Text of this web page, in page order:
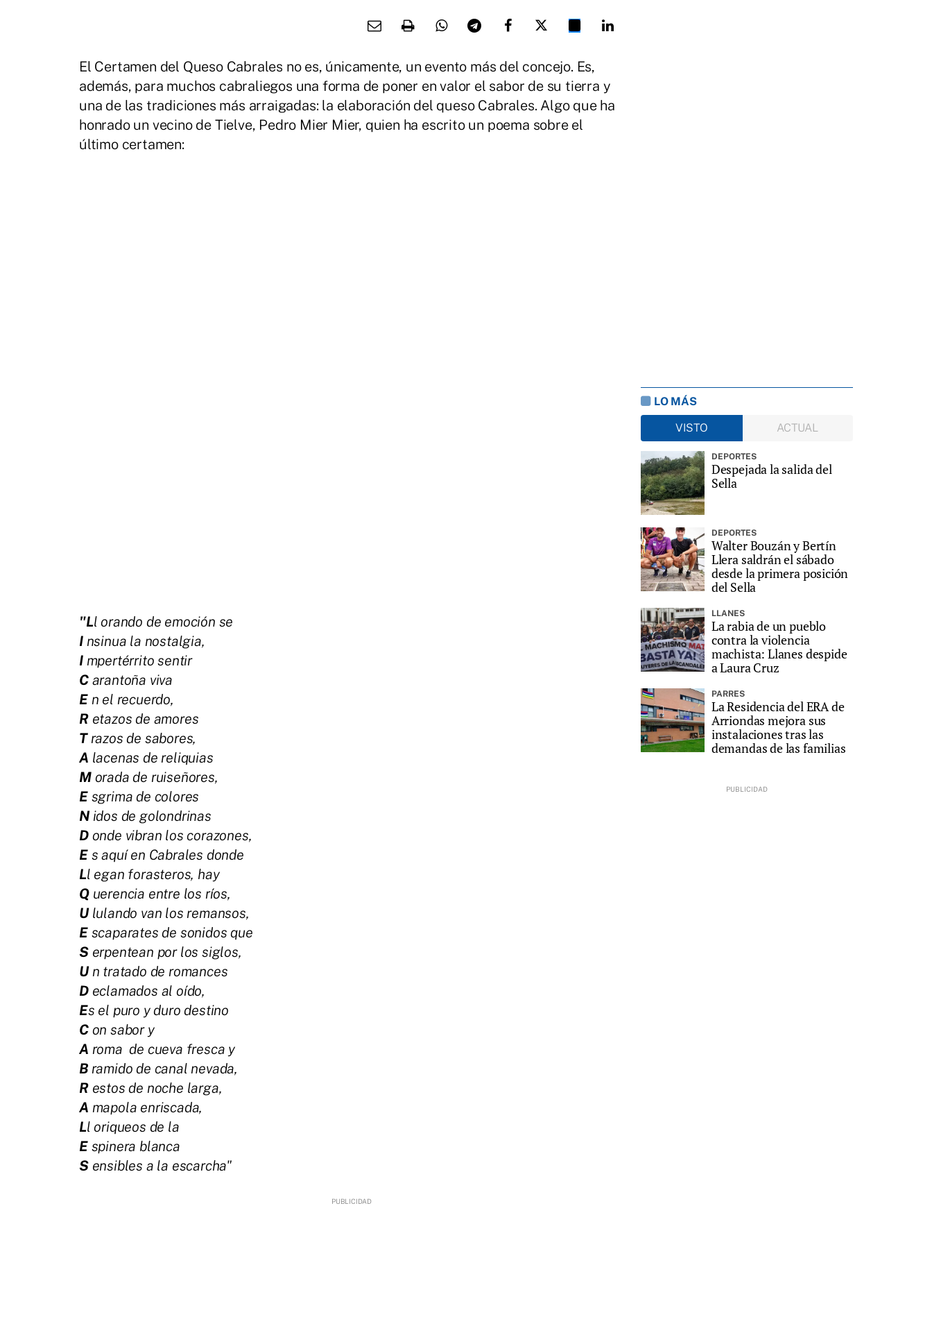
El Certamen del Queso Cabrales no es, únicamente, un evento más del concejo. Es,
además, para muchos cabraliegos una forma de poner en valor el sabor de su tierra y
una de las tradiciones más arraigadas: la elaboración del queso Cabrales. Algo que ha
honrado un vecino de Tielve, Pedro Mier Mier, quien ha escrito un poema sobre el
último certamen:
"Ll orando de emoción se
Insinua la nostalgia,
Impertérrito sentir
Carantoña viva
En el recuerdo,
Retazos de amores
Trazos de sabores,
A lacenas de reliquias
Morada de ruiseñores,
Esgrima de colores
Nidos de golondrinas
Donde vibran los corazones,
Es aquí en Cabrales donde
Ll egan forasteros, hay
Querencia entre los ríos,
Ululando van los remansos,
Escaparates de sonidos que
Serpentean por los siglos,
Un tratado de romances
Declamados al oído,
Es el puro y duro destino
Con sabor y
A roma de cueva fresca y
Bramido de canal nevada,
Restos de noche larga,
A mapola enriscada,
Ll oriqueos de la
Espinera blanca
Sensibles a la escarcha"
LO MÁS
VISTO
ACTUAL
DEPORTES
Despejada la salida del
Sella
DEPORTES
Walter Bouzán y Bertín
Llera saldrán el sábado
desde la primera posición
del Sella
LLANES
La rabia de un pueblo
contra la violencia
machista: Llanes despide
a Laura Cruz
PARRES
La Residencia del ERA de
Arriondas mejora sus
instalaciones tras las
demandas de las familias